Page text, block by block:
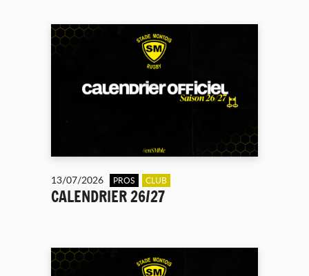
13/07/2026 PROS CLUB
CALENDRIER 26/27